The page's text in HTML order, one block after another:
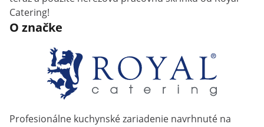
Catering!
O značke
Profesionálne kuchynské zariadenie navrhnuté na